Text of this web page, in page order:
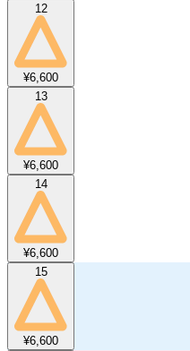
12
¥6,600
13
¥6,600
14
¥6,600
15
¥6,600